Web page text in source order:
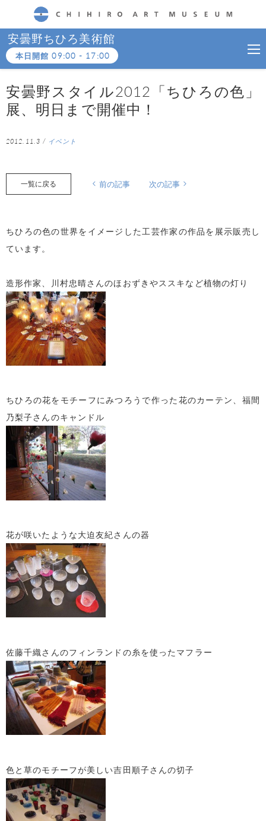
CHIHIRO ART MUSEUM
安曇野ちひろ美術館
本日開館09:00 - 17:00
安曇野スタイル2012「ちひろの色」
展、明日まで開催中！
2012.11.3 / イベント
一覧に戻る 前の記事 次の記事
ちひろの色の世界をイメージした工芸作家の作品を展示販売し
ています。
造形作家、川村忠晴さんのほおずきやススキなど植物の灯り
ちひろの花をモチーフにみつろうで作った花のカーテン、福間
乃梨子さんのキャンドル
花が咲いたような大迫友紀さんの器
佐藤千織さんのフィンランドの糸を使ったマフラー
色と草のモチーフが美しい吉田順子さんの切子